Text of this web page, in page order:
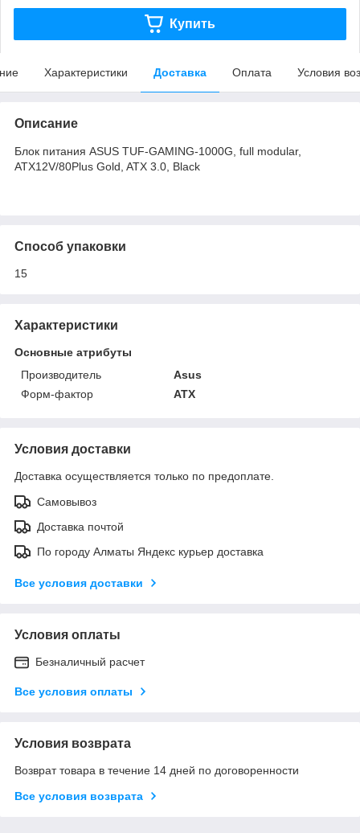
Купить
Характеристики Доставка Оплата Условия
Описание
Блок питания ASUS TUF-GAMING-1000G, full modular,
ATX12V/80Plus Gold, ATX 3.0, Black
Способ упаковки
15
Характеристики
Основные атрибуты
Производитель
Asus
Форм-фактор
ATX
Условия доставки
Доставка осуществляется только по предоплате.
Самовывоз
Доставка почтой
По городу Алматы Яндекс курьер доставка
Все условия доставки
Условия оплаты
Безналичный расчет
Все условия оплаты
Условия возврата
Возврат товара в течение 14 дней по договоренности
Все условия возврата